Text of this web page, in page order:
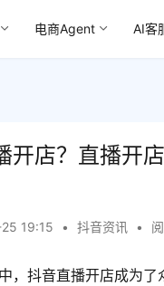
电商Agent AI客
开店？直播开
19:15 • 抖音资讯 •
，抖音直播开店成为